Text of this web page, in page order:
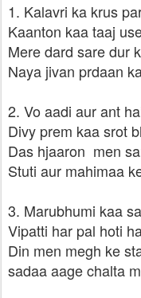
1. Kalavri ka krus
Kaanton kaa taaj
Mere dard sare dur
Naya jivan prdaan
2. Vo aadi aur ant
Divy prem kaa srot
Das hjaaron men
Stuti aur mahimaa
3. Marubhumi kaa
Vipatti har pal hoti
Din men megh ke
sadaa aage chalta